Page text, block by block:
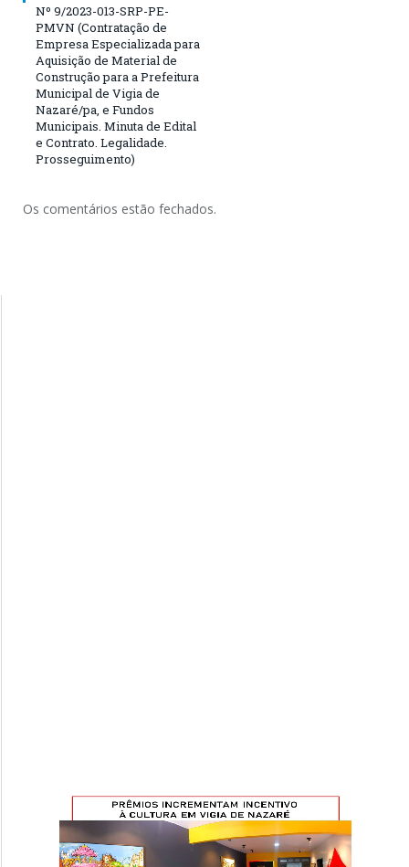
Nº 9/2023-013-SRP-PE-
PMVN (Contratação de
Empresa Especializada para
Aquisição de Material de
Construção para a Prefeitura
Municipal de Vigia de
Nazaré/pa, e Fundos
Municipais. Minuta de Edital
e Contrato. Legalidade.
Prosseguimento)
Os comentários estão fechados.